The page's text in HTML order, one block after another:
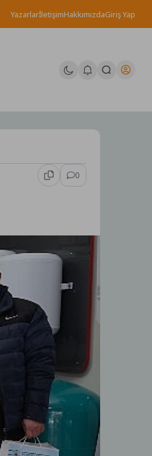
YazarlarİletişimHakkımızdaGiriş Yap
0